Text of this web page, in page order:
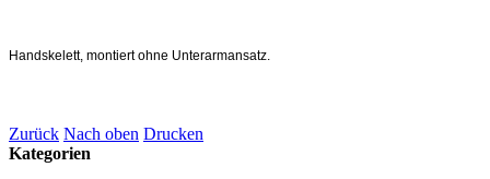
Handskelett, montiert ohne Unterarmansatz.
Zurück Nach oben Drucken
Kategorien